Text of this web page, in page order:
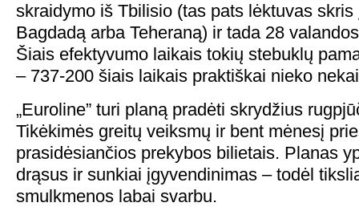
skraidymo iš Tbilisio (tas pats lėktuvas skris
Bagdadą arba Teheraną) ir tada 28
Šiais efektyvumo laikais tokių stebuklų
– 737-200 šiais laikais praktiškai nieko
„Euroline” turi planą pradėti skrydžius
Tikėkimės greitų veiksmų ir bent mėnesį
prasidėsiančios prekybos bilietais. Planas
drąsus ir sunkiai įgyvendinimas – todėl
smulkmenos labai svarbu.